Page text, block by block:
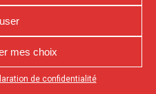
mes choix
de confidentialité
de votre